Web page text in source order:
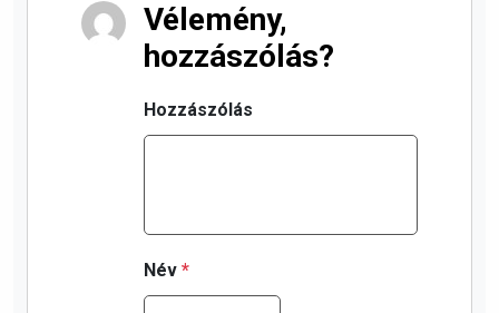
Vélemény,
hozzászólás?
Hozzászólás
Név *